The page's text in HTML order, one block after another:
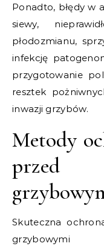
Ponadto, błędy w
siewy,
płodozmianu,
infekcję
przygotowanie
resztek
inwazji grzybów.
Metody
przed
Skuteczna
grzybowymi